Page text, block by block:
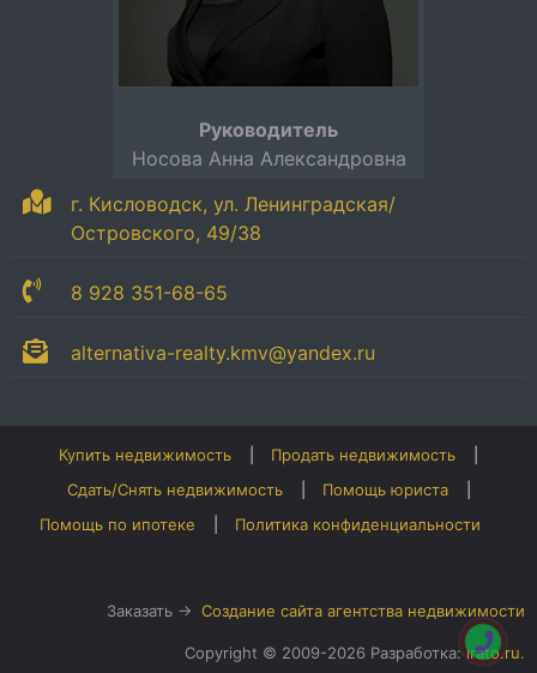
г. Кисловодск, ул. Ленинградская/
Островского, 49/38
8 928 351-68-65
alternativa-realty.kmv@yandex.ru
Руководитель
Носова Анна Александровна
Купить недвижимость
Продать недвижимость
Сдать/Снять недвижимость
Помощь юриста
Помощь по ипотеке
Политика конфиденциальности
Заказать → Создание сайта агентства недвижимости
Copyright © 2009-2026 Разработка:irato.ru.